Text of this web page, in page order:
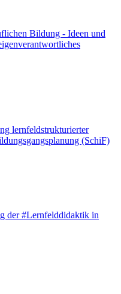
Bildung - Ideen und
lernfeldstrukturierter
(SchiF)
der #Lernfelddidaktik in